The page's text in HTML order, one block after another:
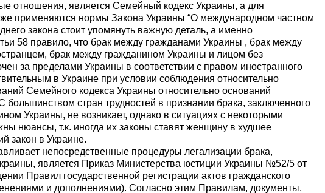
отношения, является Семейный кодекс Украины, а для
применяются нормы Закона Украины “О международном частном
закона стоит упомянуть важную деталь, а именно
58 правило, что брак между гражданами Украины , брак между
брак между гражданином Украины и лицом без
за пределами Украины в соответствии с правом иностранного
в Украине при условии соблюдения относительно
Семейного кодекса Украины относительно оснований
большинством стран трудностей в признании брака, заключенного
Украины, не возникает, однако в ситуациях с некоторыми
нюансы, т.к. иногда их законы ставят женщину в худшее
закон в Украине.
непосредственные процедуры легализации брака,
является Приказ Министерства юстиции Украины №52/5 от
Правил государственной регистрации актов гражданского
и дополнениями). Согласно этим Правилам, документы,